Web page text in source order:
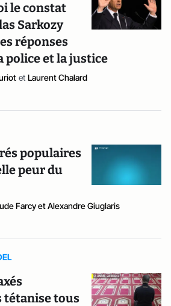
le constat
Sarkozy
réponses
police et la justice
et Laurent Chalard
populaires
peur du
Farcy et Alexandre Giuglaris
tétanise tous